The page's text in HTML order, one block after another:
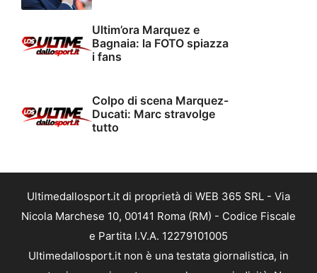
Ultim’ora Marquez e
Bagnaia: la FOTO spiazza
i fans
Colpo di scena Marquez-
Ducati: Marc stravolge
tutto
Ultimedallosport.it di proprietà di WEB 365 SRL - Via
Nicola Marchese 10, 00141 Roma (RM) - Codice Fiscale
e Partita I.V.A. 12279101005
Ultimedallosport.it non è una testata giornalistica, in